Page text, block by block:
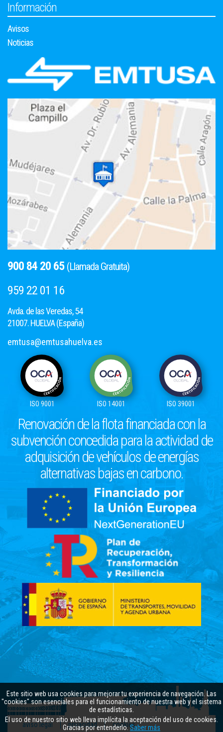
Este sitio web usa cookies para mejorar tu experiencia de navegación. Las
"cookies" son esenciales para el funcionamiento de nuestra web y el sistema
de estadísticas.
El uso de nuestro sitio web lleva implícita la aceptación del uso de cookies.
Gracias por entenderlo.Saber más
Información
Avisos
Noticias
900 84 20 65 (Llamada Gratuita)
959 22 01 16
Avda. de las Veredas, 54
21007. HUELVA (España)
emtusa@emtusahuelva.es
ISO 9001 ISO 14001 ISO 39001
Renovación de la flota financiada con la
subvención concedida para la actividad de
adquisición de vehículos de energías
alternativas bajas en carbono.
aviso legal privacidad cookies